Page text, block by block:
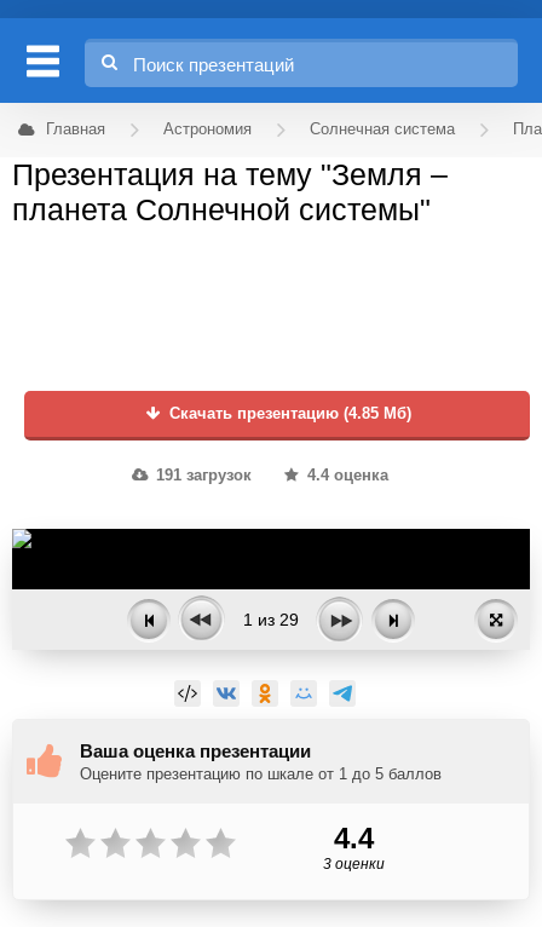
Главная Астрономия Солнечная система
Презентация на тему "Земля –
планета Солнечной системы"
Скачать презентацию (4.85 Мб)
191 загрузок 4.4 оценка
1 из 29
Ваша оценка презентации
Оцените презентацию по шкале от 1 до 5 баллов
4.4
3 оценки